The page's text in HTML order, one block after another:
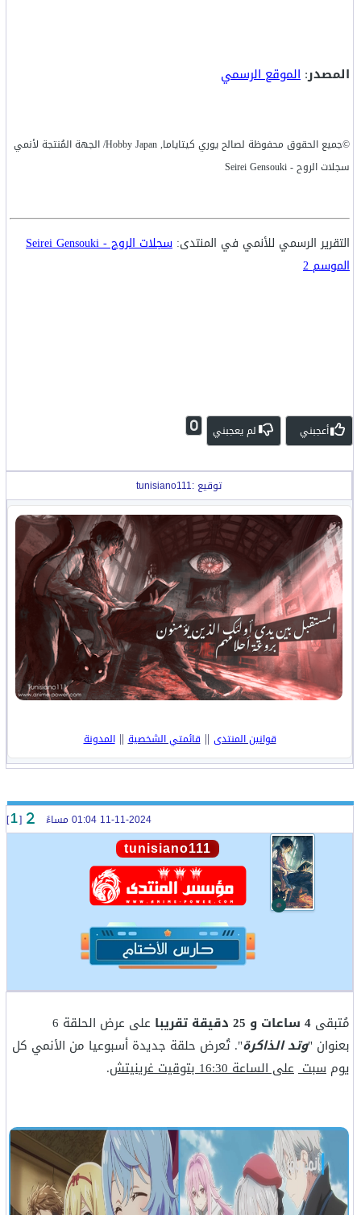
المصدر: الموقع الرسمي
©جميع الحقوق محفوظة لصالح يوري كيتاياما, Hobby Japan/ الجهة المُنتجة لأنمي
سجلات الروح - Seirei Gensouki
التقرير الرسمي للأنمي في المنتدى:
سجلات الروح - Seirei Gensouki
الموسم 2
أعجبني لم يعجبني 0
توقيع :tunisiano111
قوانين المنتدى ||قائمتي الشخصية||المدونة
[
1
]
tunisiano111
مُتبقى
على عرض الحلقة 6
بعنوان "وتد الذاكرة". تُعرض حلقة جديدة أسبوعيا من الأنمي كل
يوم سبتعلى الساعة 16:30 بتوقيت غرينيتش .